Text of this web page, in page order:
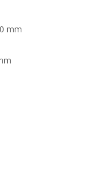
mm